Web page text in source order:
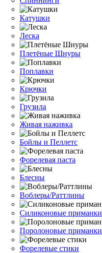
Катушки
Леска
Плетёные Шнуры
Поплавки
Крючки
Грузила
Живая наживка
Бойлы и Пеллетс
Форелевая паста
Блесны
Воблеры/Раттлины
Силиконовые приманки
Поролоновые приманки
Форелевые стики